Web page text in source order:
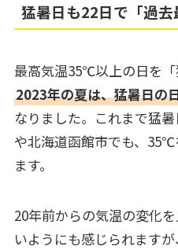
猛暑日も22日で「過去
最高気温35℃以上の日を「
2023年の夏は、猛暑日の
なりました。これまで猛
や北海道函館市でも、
ます。
20年前からの気温の変化
いようにも感じられます